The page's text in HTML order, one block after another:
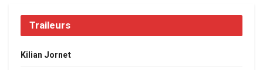
Traileurs
Kilian Jornet